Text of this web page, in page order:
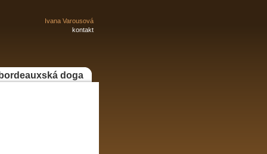
bordeauxská doga
Ivana Varousová
kontakt